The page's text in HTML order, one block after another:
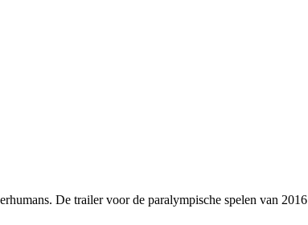
De trailer voor de paralympische spelen van